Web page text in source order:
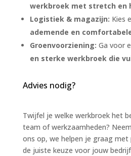
werkbroek met stretch en
Logistiek & magazijn: Kies
ademende en
Groenvoorziening: Ga voor
en sterke werkbroek die
Advies nodig?
Twijfel je welke werkbroek het
team of werkzaamheden?
ons op, we helpen je graag met
de juiste keuze voor jouw